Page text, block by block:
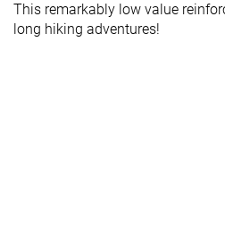
This remarkably low value
long hiking adventures!